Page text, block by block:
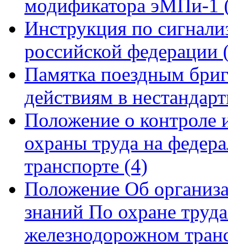
модификатора эМПи-1
Инструкция по
российской федерации
Памятка поездным
действиям в
Положение о контроле
охраны труда на
транспорте (4)
Положение Об
знаний По охране
железнодорожном